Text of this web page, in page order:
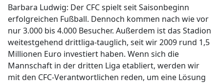
Barbara Ludwig: Der CFC spielt seit Saisonbeginn
erfolgreichen Fußball. Dennoch kommen nach wie vor
nur 3.000 bis 4.000 Besucher. Außerdem ist das Stadion
weitestgehend drittliga-tauglich, seit wir 2009 rund 1,5
Millionen Euro investiert haben. Wenn sich die
Mannschaft in der dritten Liga etabliert, werden wir
mit den CFC-Verantwortlichen reden, um eine Lösung